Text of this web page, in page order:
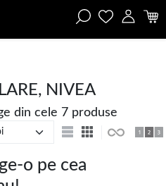
NIVEA
din cele 7 produse
o pe cea